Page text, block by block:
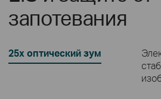
запотевания
25x оптический зум